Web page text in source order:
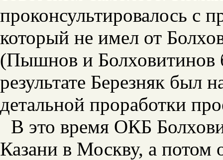
проконсультировалось
который не имел от
(Пышнов и Болховитинов
результате Березняк был
детальной проработки
В это время ОКБ
Казани в Москву, а потом